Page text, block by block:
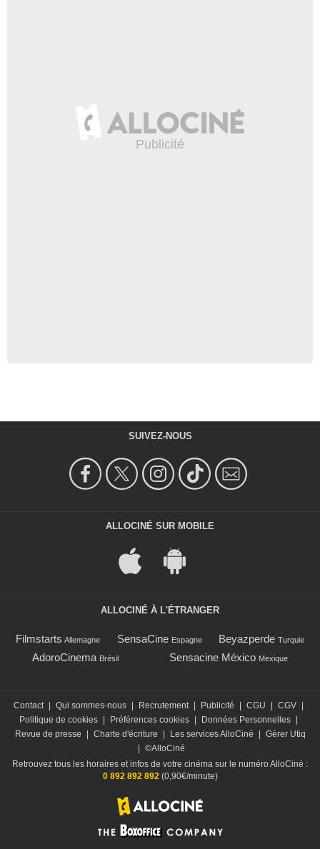
SUIVEZ-NOUS
ALLOCINÉ SUR MOBILE
ALLOCINÉ À L'ÉTRANGER
Filmstarts Allemagne SensaCine Espagne Beyazperde Turquie
AdoroCinema Brésil Sensacine México Mexique
Contact Qui sommes-nous Recrutement Publicité CGU CGV
Politique de cookies
Préférences cookies Données Personnelles
Revue de presse
Charte d'écriture Les services AlloCiné
Gérer Utiq
©AlloCiné
Retrouvez tous les horaires et infos de votre cinéma sur le numéro AlloCiné :
0 892 892 892(0,90€/minute)